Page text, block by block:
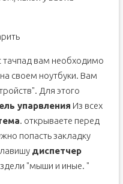
тачпад вам необходимо
своем ноутбуки. Вам
Для этого
упарвления Из всех
. открываете перед
попасть закладку
диспетчер
"мыши и иные. "